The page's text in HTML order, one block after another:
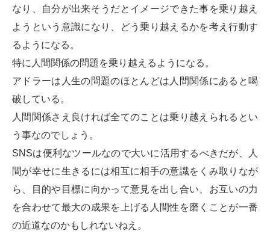
なり、自分が出来そうだとイメージできた事を乗り越え
ようという意識になり、どう乗り越えるかを考え行動す
るようになる。
特に人間関係の問題を乗り越えるようになる。
アドラーは人生の問題のほとんどは人間関係にあると喝
破している。
人間関係さえ良ければ全てのことは乗り越えられるとい
う事なのでしょう。
SNSは便利なツールなので大いに活用するべきだが、人
間が幸せに生きるには相互に相手の意識をくみ取りなが
ら、目的や目標に向かって意見を出し合い、お互いの力
を合わせて最大の成果を上げる人間性を磨くことが一番
の近道なのかもしれないねえ。